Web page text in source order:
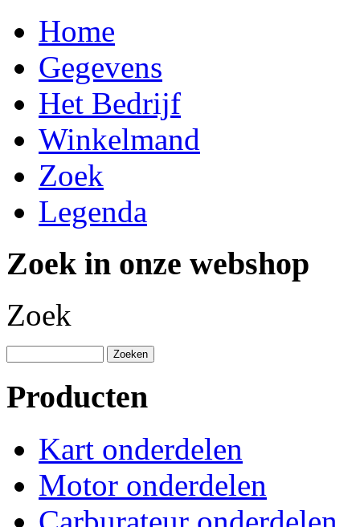
Home
Gegevens
Het Bedrijf
Winkelmand
Zoek
Legenda
Zoek in onze webshop
Zoek
Producten
Kart onderdelen
Motor onderdelen